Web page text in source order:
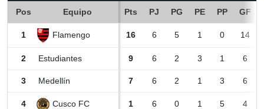
Pos Equipo Pts PJ PG PE PP GF
1 Flamengo 16 6 5 1 0 14
2 Estudiantes 9 6 2 3 1 6
3 Medellín 7 6 2 1 3 6
4 Cusco FC 1 6 0 1 5 4